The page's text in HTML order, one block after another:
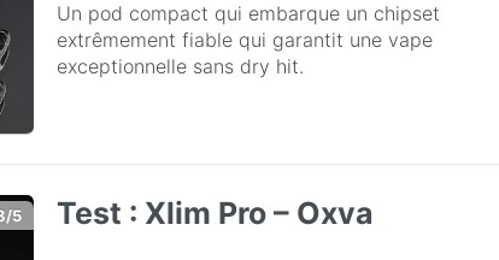
Un pod compact qui embarque un chipset
extrêmement fiable qui garantit une vape
exceptionnelle sans dry hit.
5 Test : Xlim Pro – Oxva